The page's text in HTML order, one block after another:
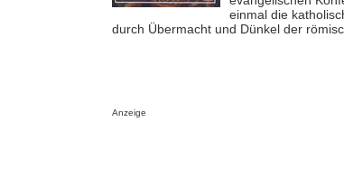
einmal die
durch Übermacht und Dünkel der
Anzeige